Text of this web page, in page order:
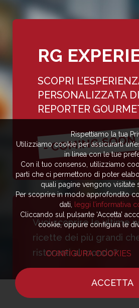
RG
SCOPRI
PERSONALIZZATA DI
REPORTER
- COMING
Vuoi scoprire le ultime
ricette dei più grandi
ristoranti al mondo?
ISCRIVITI ALLA
NEWSLETTER
Rispettiamo la tua
Utilizziamo cookie per assicurarti
in linea con le tue
Con il tuo consenso, utilizziamo
parti che ci permettono di poter
quali pagine vengono visitate
Per scoprire in modo approfondito
dati,
leggi l’informativa
Cliccando sul pulsante ‘Accetta’
cookie, oppure configura le
CONFIGURA COOKIES
ACCETTA